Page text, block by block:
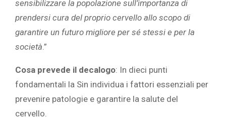
sensibilizzare la popolazione sull’importanza di
prendersi cura del proprio cervello allo scopo di
garantire un futuro migliore per sé stessi e per la
società.”
Cosa prevede il decalogo: In dieci punti
fondamentali la Sin individua i fattori essenziali per
prevenire patologie e garantire la salute del
cervello.